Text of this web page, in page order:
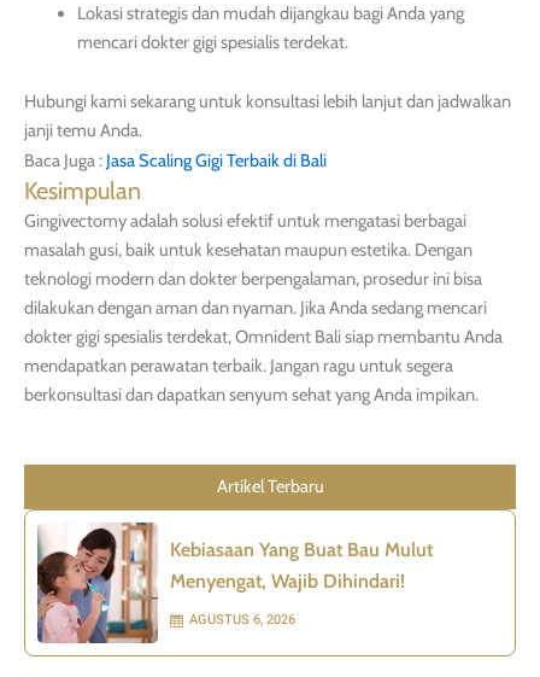
Lokasi strategis dan mudah dijangkau bagi Anda yang
mencari dokter gigi spesialis terdekat.
Hubungi kami sekarang untuk konsultasi lebih lanjut dan jadwalkan
janji temu Anda.
Baca Juga : Jasa Scaling Gigi Terbaik di Bali
Kesimpulan
Gingivectomy adalah solusi efektif untuk mengatasi berbagai
masalah gusi, baik untuk kesehatan maupun estetika. Dengan
teknologi modern dan dokter berpengalaman, prosedur ini bisa
dilakukan dengan aman dan nyaman. Jika Anda sedang mencari
dokter gigi spesialis terdekat, Omnident Bali siap membantu Anda
mendapatkan perawatan terbaik. Jangan ragu untuk segera
berkonsultasi dan dapatkan senyum sehat yang Anda impikan.
Artikel Terbaru
Kebiasaan Yang Buat Bau Mulut
Menyengat, Wajib Dihindari!
AGUSTUS 6, 2026